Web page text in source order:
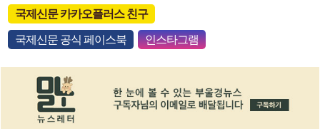
국제신문 카카오플러스 친구
국제신문 공식 페이스북 인스타그램